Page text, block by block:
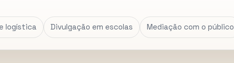
logística Divulgação em escolas Mediação com o público